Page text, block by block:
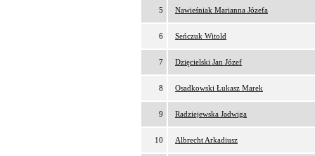
5 Nawieśniak Marianna Józefa
6 Seńczuk Witold
7 Dzięcielski Jan Józef
8 Osadkowski Łukasz Marek
9 Radziejewska Jadwiga
10 Albrecht Arkadiusz